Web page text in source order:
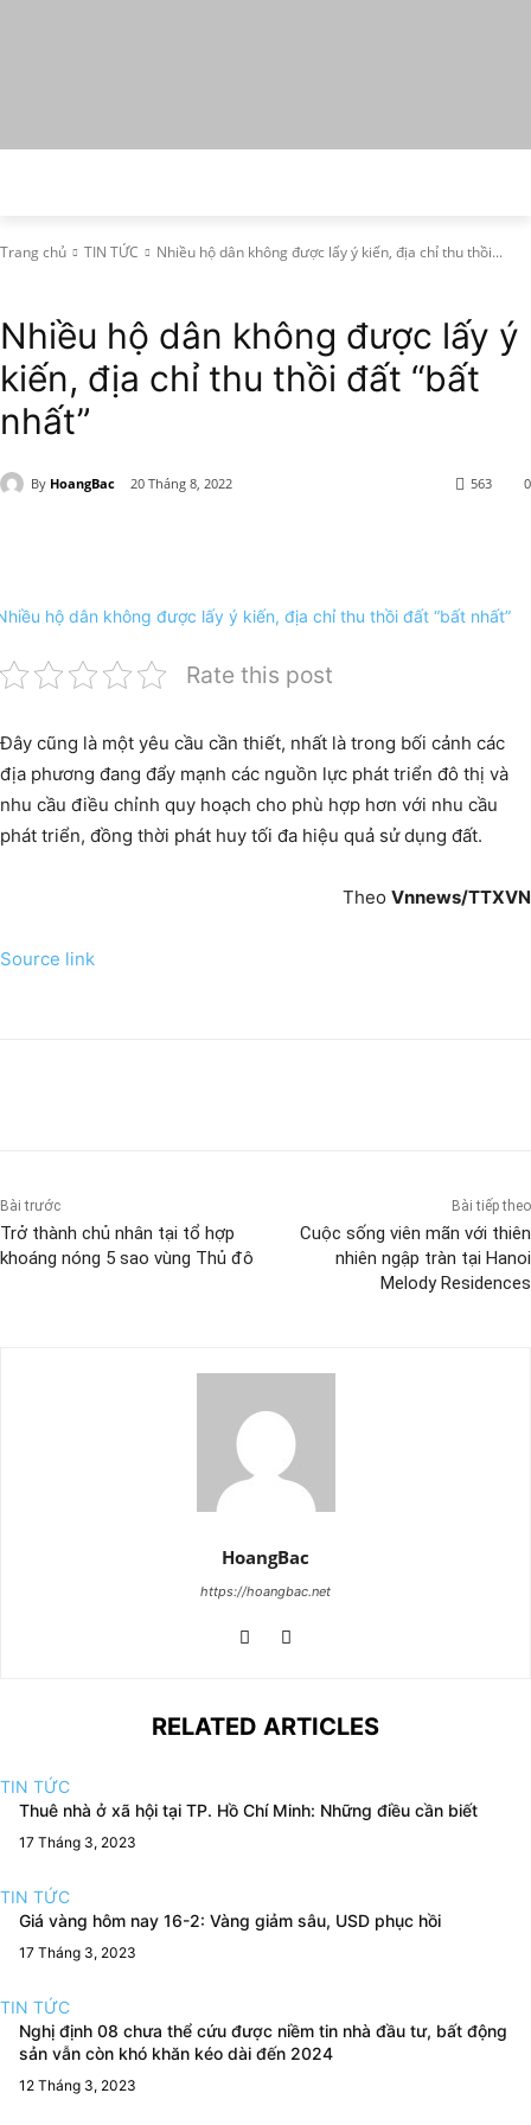
Trang chủ TIN TỨC Nhiều hộ dân không được lấy ý kiến, địa chỉ thu thồi...
Nhiều hộ dân không được lấy ý
kiến, địa chỉ thu thồi đất “bất
nhất”
By HoangBac 20 Tháng 8, 2022 0
563
Rate this post
Đây cũng là một yêu cầu cần thiết, nhất là trong bối cảnh các
địa phương đang đẩy mạnh các nguồn lực phát triển đô thị và
nhu cầu điều chỉnh quy hoạch cho phù hợp hơn với nhu cầu
phát triển, đồng thời phát huy tối đa hiệu quả sử dụng đất.
Theo Vnnews/TTXVN
Source link
Bài trước
Trở thành chủ nhân tại tổ hợp
khoáng nóng 5 sao vùng Thủ đô
Bài tiếp theo
Cuộc sống viên mãn với thiên
nhiên ngập tràn tại Hanoi
Melody Residences
HoangBac
https://hoangbac.net
RELATED ARTICLES
TIN TỨC
Thuê nhà ở xã hội tại TP. Hồ Chí Minh: Những điều cần biết
17 Tháng 3, 2023
TIN TỨC
Giá vàng hôm nay 16-2: Vàng giảm sâu, USD phục hồi
17 Tháng 3, 2023
TIN TỨC
Nghị định 08 chưa thể cứu được niềm tin nhà đầu tư, bất động
sản vẫn còn khó khăn kéo dài đến 2024
12 Tháng 3, 2023